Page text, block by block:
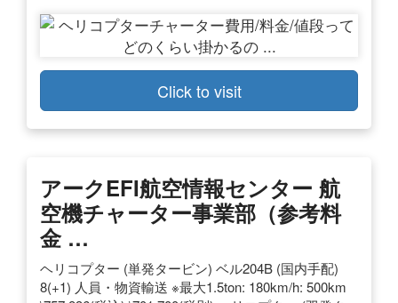
Click to visit
アークEFI航空情報センター 航
空機チャーター事業部（参考料
金 …
ヘリコプター (単発タービン) ベル204B (国内手配)
8(+1) 人員・物資輸送 ※最大1.5ton: 180km/h: 500km